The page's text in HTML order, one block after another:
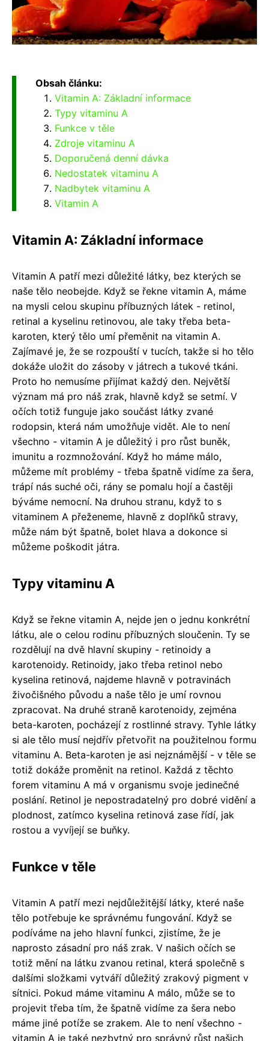
Obsah článku:
Vitamin A: Základní informace
Typy vitaminu A
Funkce v těle
Zdroje vitaminu A
Doporučená denní dávka
Nedostatek vitaminu A
Nadbytek vitaminu A
Vitamin A
Vitamin A: Základní informace
Vitamin A patří mezi důležité látky, bez kterých se
naše tělo neobejde. Když se řekne vitamin A, máme
na mysli celou skupinu příbuzných látek - retinol,
retinal a kyselinu retinovou, ale taky třeba beta-
karoten, který tělo umí přeměnit na vitamin A.
Zajímavé je, že se rozpouští v tucích, takže si ho tělo
dokáže uložit do zásoby v játrech a tukové tkáni.
Proto ho nemusíme přijímat každý den. Největší
význam má pro náš zrak, hlavně když se setmí. V
očích totiž funguje jako součást látky zvané
rodopsin, která nám umožňuje vidět. Ale to není
všechno - vitamin A je důležitý i pro růst buněk,
imunitu a rozmnožování. Když ho máme málo,
můžeme mít problémy - třeba špatně vidíme za šera,
trápí nás suché oči, rány se pomalu hojí a častěji
býváme nemocní. Na druhou stranu, když to s
vitaminem A přeženeme, hlavně z doplňků stravy,
může nám být špatně, bolet hlava a dokonce si
můžeme poškodit játra.
Typy vitaminu A
Když se řekne vitamin A, nejde jen o jednu konkrétní
látku, ale o celou rodinu příbuzných sloučenin. Ty se
rozdělují na dvě hlavní skupiny - retinoidy a
karotenoidy. Retinoidy, jako třeba retinol nebo
kyselina retinová, najdeme hlavně v potravinách
živočišného původu a naše tělo je umí rovnou
zpracovat. Na druhé straně karotenoidy, zejména
beta-karoten, pocházejí z rostlinné stravy. Tyhle látky
si ale tělo musí nejdřív přetvořit na použitelnou formu
vitaminu A. Beta-karoten je asi nejznámější - v těle se
totiž dokáže proměnit na retinol. Každá z těchto
forem vitaminu A má v organismu svoje jedinečné
poslání. Retinol je nepostradatelný pro dobré vidění a
plodnost, zatímco kyselina retinová zase řídí, jak
rostou a vyvíjejí se buňky.
Funkce v těle
Vitamin A patří mezi nejdůležitější látky, které naše
tělo potřebuje ke správnému fungování. Když se
podíváme na jeho hlavní funkci, zjistíme, že je
naprosto zásadní pro náš zrak. V našich očích se
totiž mění na látku zvanou retinal, která společně s
dalšími složkami vytváří důležitý zrakový pigment v
sítnici. Pokud máme vitaminu A málo, může se to
projevit třeba tím, že špatně vidíme za šera nebo
máme jiné potíže se zrakem. Ale to není všechno -
vitamin A je také nezbytný pro správný růst našich